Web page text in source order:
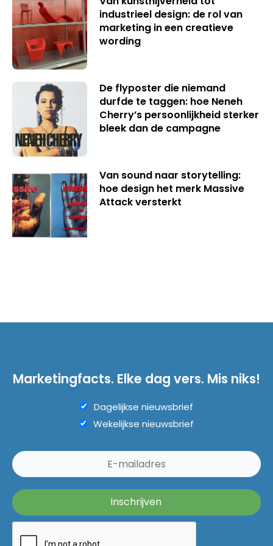
industrieel design: de rol van
marketing in een creatieve
wording
De flyposter die niemand
durfde te taggen: hoe Neneh
Cherry’s persoonlijkheid sterker
bleek dan de campagne
Van sound naar storytelling:
hoe design het merk Massive
Attack versterkt
Marketingfacts. Elke dag vers. Mis niks!
Dagelijkse nieuwsbrief
Wekelijkse nieuwsbrief